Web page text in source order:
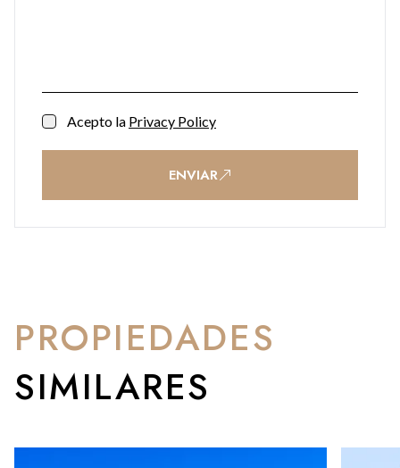
Acepto la Privacy Policy
ENVIAR
PROPIEDADES
SIMILARES